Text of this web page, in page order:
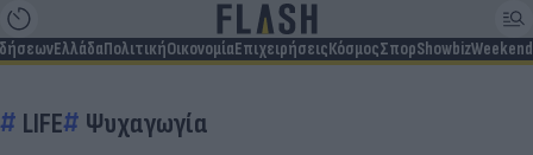
ΕλλάδαΠολιτικήΟικονομίαΕπιχειρήσειςΚόσμοςΣπορShowbizWeekend
LIFE Ψυχαγωγία